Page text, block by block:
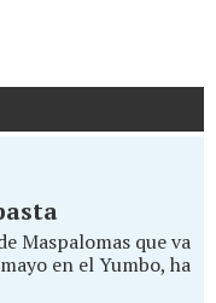
Maspalomas que va
en el Yumbo, ha